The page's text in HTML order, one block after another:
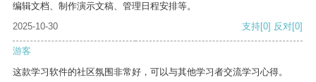
编辑文档、制作演示文稿、管理日程安排等。
2025-10-30
支持[0] 反对[0]
游客
这款学习软件的社区氛围非常好，可以与其他学习者交流学习心得。